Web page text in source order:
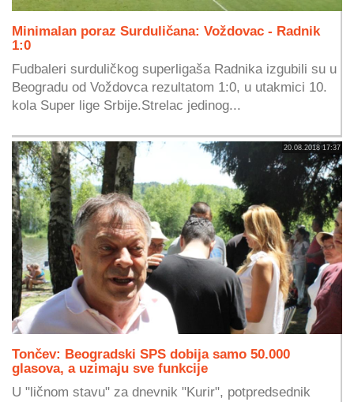
Minimalan poraz Surduličana: Voždovac - Radnik
1:0
Fudbaleri surduličkog superligaša Radnika izgubili su u
Beogradu od Voždovca rezultatom 1:0, u utakmici 10.
kola Super lige Srbije.Strelac jedinog...
20.08.2018 17:37
Tončev: Beogradski SPS dobija samo 50.000
glasova, a uzimaju sve funkcije
U "ličnom stavu" za dnevnik "Kurir", potpredsednik